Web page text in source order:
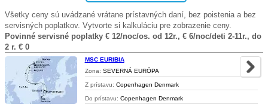
Všetky ceny sú uvádzané vrátane prístavných daní, bez poistenia a bez
servisných poplatkov. Vytvorte si kalkuláciu pre zobrazenie ceny.
Povinné servisné poplatky € 12/noc/os. od 12r., € 6/noc/deti 2-11r., do
2 r. € 0
MSC EURIBIA
Zona: SEVERNÁ EURÓPA
Z prístavu: Copenhagen Denmark
Do prístavu: Copenhagen Denmark